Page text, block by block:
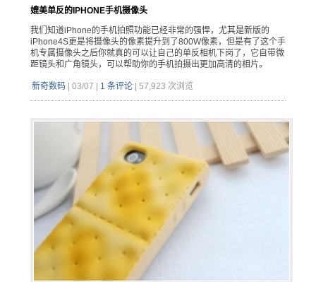
媲美单反的IPHONE手机摄像头
我们知道iPhone的手机拍照功能已经非常的强悍，尤其是新版的
iPhone4S更是将摄像头的像素提升到了800W像素，但是有了这个手
机专属摄像头之后你就真的可以让自己的单反相机下岗了，它自带微
距镜头和广角镜头，可以帮助你的手机拍摄出更加高清的相片。
新奇数码| 03/07 | 1 条评论| 57,923 次浏览